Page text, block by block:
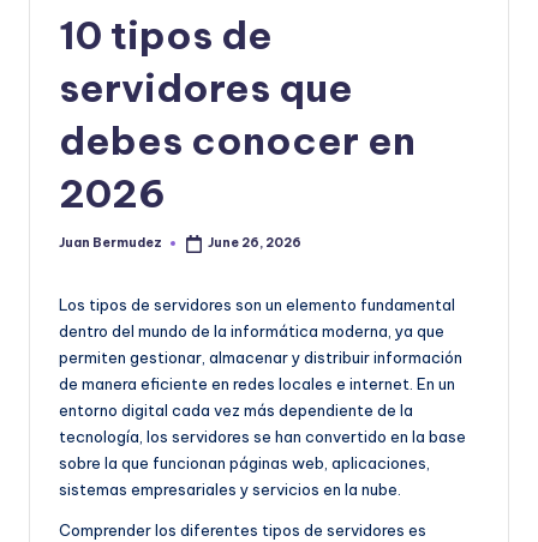
T
D
is
10 tipos de
servidores que
debes conocer en
2026
Posted
Juan Bermudez June 26, 2026
Los tipos de servidores son un elemento fundamental
dentro del mundo de la informática moderna, ya que
permiten gestionar, almacenar y distribuir información
de manera eficiente en redes locales e internet. En un
entorno digital cada vez más dependiente de la
tecnología, los servidores se han convertido en la base
sobre la que funcionan páginas web, aplicaciones,
sistemas empresariales y servicios en la nube.
Comprender los diferentes tipos de servidores es